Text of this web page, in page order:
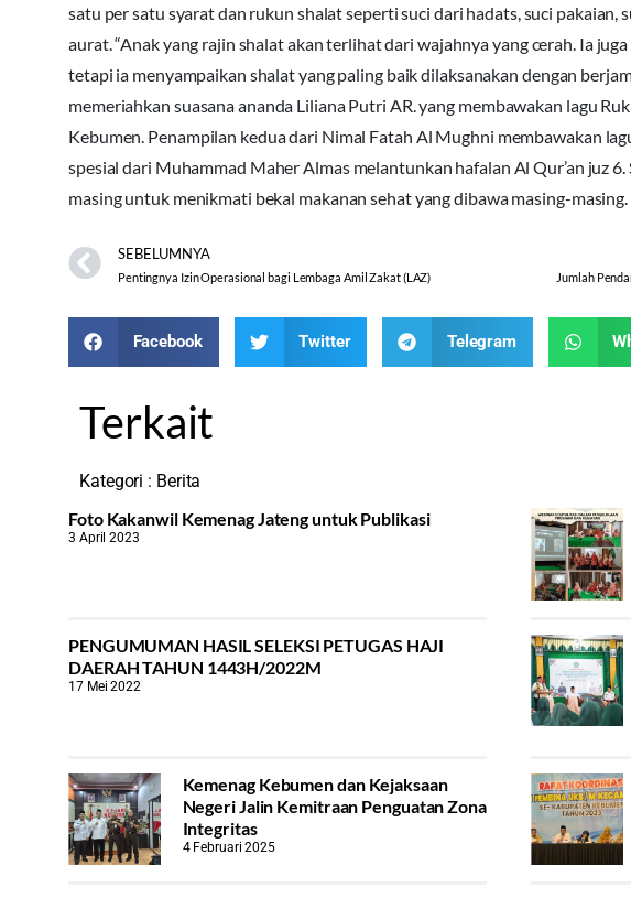
satu per satu syarat dan rukun shalat seperti suci dari hadats, suci
aurat. “Anak yang rajin shalat akan terlihat dari wajahnya yang cerah. Ia
tetapi ia menyampaikan shalat yang paling baik dilaksanakan dengan
memeriahkan suasana ananda Liliana Putri AR. yang membawakan lagu
Kebumen. Penampilan kedua dari Nimal Fatah Al Mughni membawakan
spesial dari Muhammad Maher Almas melantunkan hafalan Al Qur’an juz 6.
masing untuk menikmati bekal makanan sehat yang dibawa masing-
SEBELUMNYA
Pentingnya Izin Operasional bagi Lembaga Amil Zakat (LAZ) Jumlah
Facebook Twitter Telegram
Terkait
Kategori : Berita
Foto Kakanwil Kemenag Jateng untuk Publikasi
3 April 2023
PENGUMUMAN HASIL SELEKSI PETUGAS HAJI
DAERAH TAHUN 1443H/2022M
17 Mei 2022
Kemenag Kebumen dan Kejaksaan
Negeri Jalin Kemitraan Penguatan Zona
Integritas
4 Februari 2025